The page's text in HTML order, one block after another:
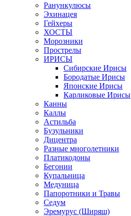
Ранункулюсы
Эхинацея
Гейхеры
ХОСТЫ
Морозники
Прострелы
ИРИСЫ
Сибирские Ирисы
Бородатые Ирисы
Японские Ирисы
Карликовые Ирисы
Канны
Каллы
Астильба
Бузульники
Дицентра
Разные многолетники
Платикодоны
Бегонии
Купальница
Медуница
Папоротники и Травы
Седум
Эремурус (Ширяш)